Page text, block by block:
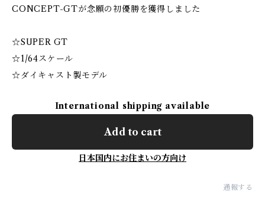
CONCEPT-GTが念願の初優勝を獲得しました
☆SUPER GT
☆1/64スケール
☆ダイキャスト製モデル
International shipping available
Add to cart
日本国内にお住まいの方向け
通報する